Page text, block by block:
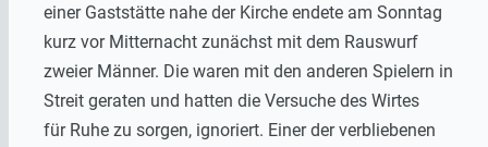
einer Gaststätte nahe der Kirche endete am Sonntag
kurz vor Mitternacht zunächst mit dem Rauswurf
zweier Männer. Die waren mit den anderen Spielern in
Streit geraten und hatten die Versuche des Wirtes
für Ruhe zu sorgen, ignoriert. Einer der verbliebenen